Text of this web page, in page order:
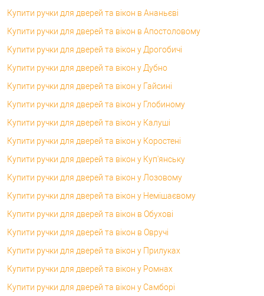
Купити ручки для дверей та вікон в Ананьєві
Купити ручки для дверей та вікон в Апостоловому
Купити ручки для дверей та вікон у Дрогобичі
Купити ручки для дверей та вікон у Дубно
Купити ручки для дверей та вікон у Гайсині
Купити ручки для дверей та вікон у Глобиному
Купити ручки для дверей та вікон у Калуші
Купити ручки для дверей та вікон у Коростені
Купити ручки для дверей та вікон у Куп'янську
Купити ручки для дверей та вікон у Лозовому
Купити ручки для дверей та вікон у Немішаєвому
Купити ручки для дверей та вікон в Обухові
Купити ручки для дверей та вікон в Овручі
Купити ручки для дверей та вікон у Прилуках
Купити ручки для дверей та вікон у Ромнах
Купити ручки для дверей та вікон у Самборі